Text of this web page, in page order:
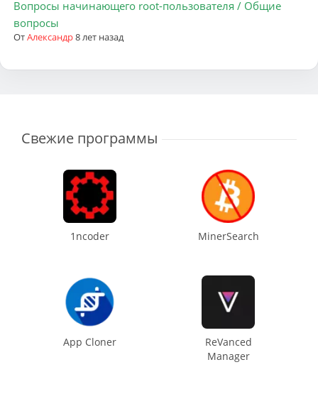
Вопросы начинающего root-пользователя / Общие
вопросы
ОтАлександр8 лет назад
Свежие программы
1ncoder MinerSearch
App Cloner
ReVanced
Manager